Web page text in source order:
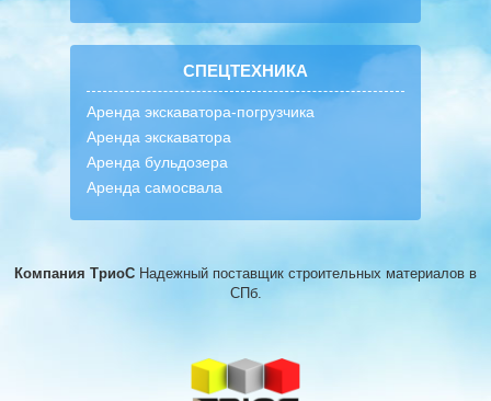
СПЕЦТЕХНИКА
Аренда экскаватора-погрузчика
Аренда экскаватора
Аренда бульдозера
Аренда самосвала
Компания ТриоС Надежный поставщик строительных материалов в
СПб.